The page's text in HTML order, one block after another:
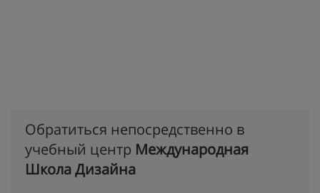
Обратиться непосредственно в
учебный центр Международная
Школа Дизайна